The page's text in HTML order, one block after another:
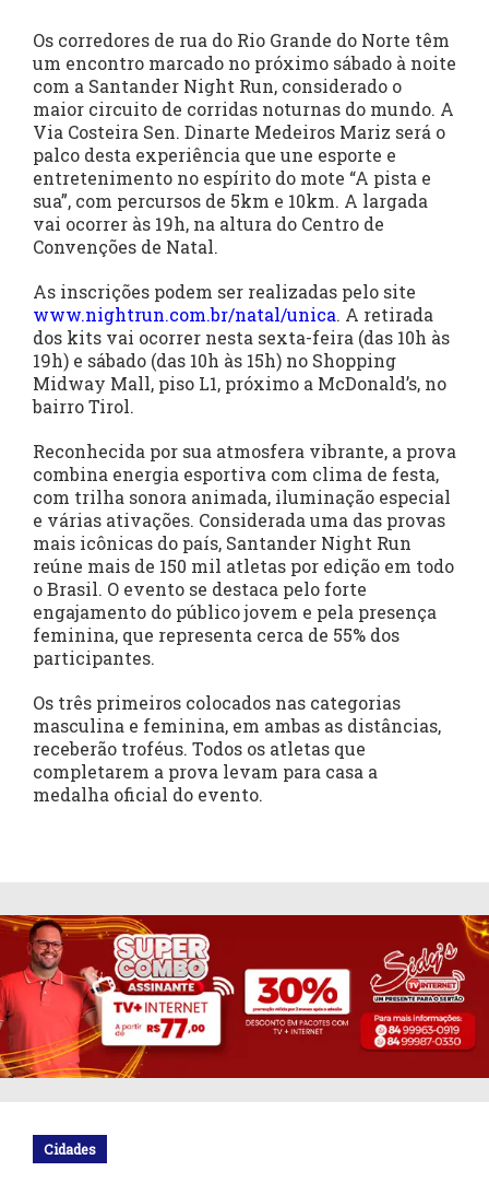
Os corredores de rua do Rio Grande do Norte têm
um encontro marcado no próximo sábado à noite
com a Santander Night Run, considerado o
maior circuito de corridas noturnas do mundo. A
Via Costeira Sen. Dinarte Medeiros Mariz será o
palco desta experiência que une esporte e
entretenimento no espírito do mote “A pista e
sua”, com percursos de 5km e 10km. A largada
vai ocorrer às 19h, na altura do Centro de
Convenções de Natal.
As inscrições podem ser realizadas pelo site
www.nightrun.com.br/natal/unica. A retirada
dos kits vai ocorrer nesta sexta-feira (das 10h às
19h) e sábado (das 10h às 15h) no Shopping
Midway Mall, piso L1, próximo a McDonald’s, no
bairro Tirol.
Reconhecida por sua atmosfera vibrante, a prova
combina energia esportiva com clima de festa,
com trilha sonora animada, iluminação especial
e várias ativações. Considerada uma das provas
mais icônicas do país, Santander Night Run
reúne mais de 150 mil atletas por edição em todo
o Brasil. O evento se destaca pelo forte
engajamento do público jovem e pela presença
feminina, que representa cerca de 55% dos
participantes.
Os três primeiros colocados nas categorias
masculina e feminina, em ambas as distâncias,
receberão troféus. Todos os atletas que
completarem a prova levam para casa a
medalha oficial do evento.
Cidades